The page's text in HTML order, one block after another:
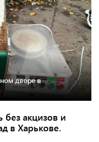
дворе в
без акцизов и
в Харькове.